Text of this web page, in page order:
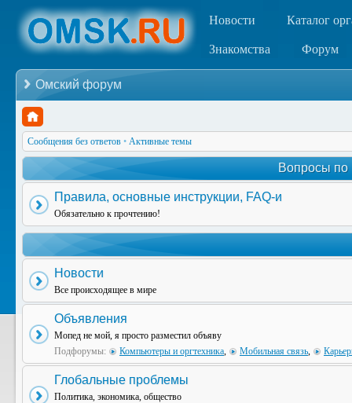
Новости Каталог
Знакомства Форум
Омский форум
Сообщения без ответов • Активные темы
Вопросы по
Правила, основные инструкции, FAQ-и
Обязательно к прочтению!
Новости
Все происходящее в мире
Объявления
Мопед не мой, я просто разместил объяву
Подфорумы:
Компьютеры и оргтехника, Мобильная связь,
Глобальные проблемы
Политика, экономика, общество